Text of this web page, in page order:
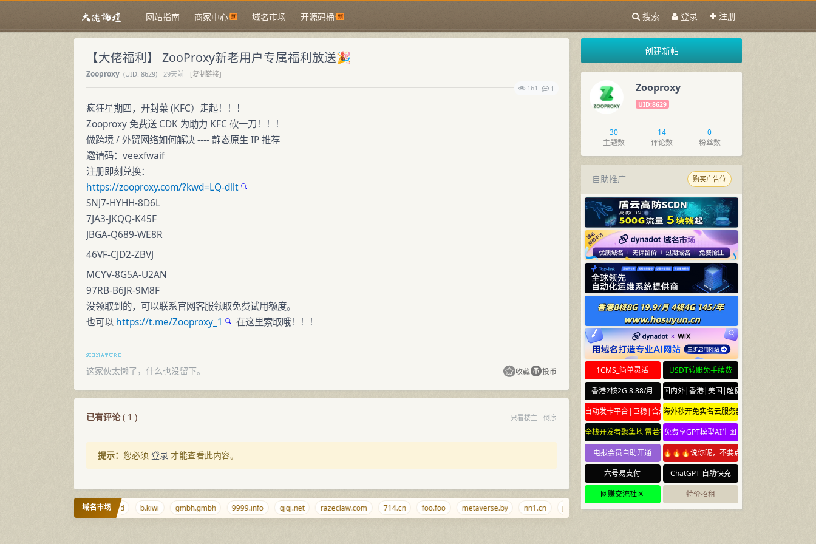
网站指南 商家中心 域名市场 开源码桶 搜索 登录 注册
【大佬福利】 ZooProxy新老用户专属福利放送🎉
Zooproxy (UID: 8629) 29天前
[复制链接]
161
1
疯狂星期四，开封菜 (KFC）走起！！！
Zooproxy 免费送 CDK 为助力 KFC 砍一刀！！！
做跨境 / 外贸网络如何解决 ---- 静态原生 IP 推荐
邀请码：veexfwaif
注册即刻兑换：
https://zooproxy.com/?kwd=LQ-dllt
SNJ7-HYHH-8D6L
7JA3-JKQQ-K45F
JBGA-Q689-WE8R
46VF-CJD2-ZBVJ
MCYV-8G5A-U2AN
97RB-B6JR-9M8F
没领取到的，可以联系官网客服领取免费试用额度。
也可以 https://t.me/Zooproxy_1 在这里索取哦！！！
这家伙太懒了，什么也没留下。 收藏 投币
已有评论( 1 ) 只看楼主 倒序
提示： 您必须 登录 才能查看此内容。
域名市场
wt.la m.cd b.kiwi gmbh.gmbh 9999.info qjqj.net razeclaw.com 714.cn foo.foo metaverse.by nn1.cn jiejie.net blkj.cc ouou.net saobi.net 08888.com.cn
创建新帖
Zooproxy
UID:8629
30
主题数
14
评论数
0
粉丝数
自助推广 购买广告位
1CMS_简单灵活
USDT转账免手续费
香港2核2G 8.88/月
国内外|香港|美国|超便宜云服务器
自动发卡平台|巨稳|合规海外秒开免实名云服务器
全栈开发者聚集地 雷若社区 leiruo.com
免费享GPT模型AI生图
电报会员自助开通
🔥🔥🔥说你呢，不要点🔥🔥🔥
六号易支付
ChatGPT 自助快充
网赚交流社区
特价招租